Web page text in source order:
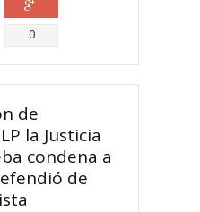
Compartir
0
de
la Justicia
condena a
de